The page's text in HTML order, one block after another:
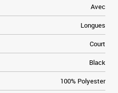
Avec
Longues
Court
Black
100% Polyester